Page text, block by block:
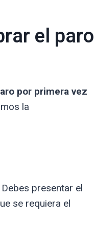
el paro
por primera vez
la
presentar el
se requiera el